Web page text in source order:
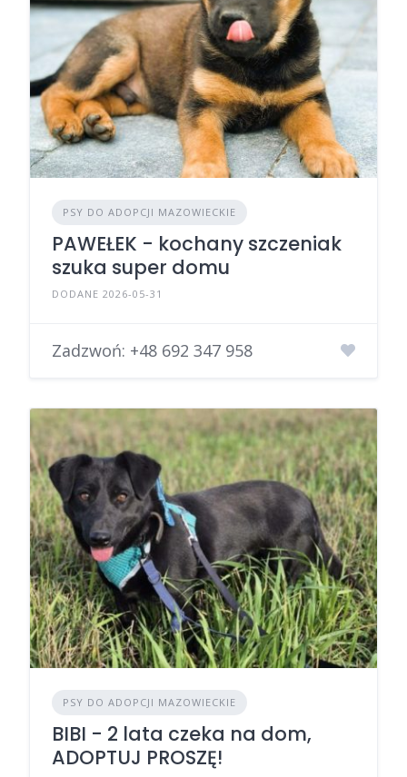
PSY DO ADOPCJI MAZOWIECKIE
PAWEŁEK - kochany szczeniak
szuka super domu
DODANE 2026-05-31
Zadzwoń: +48 692 347 958
PSY DO ADOPCJI MAZOWIECKIE
BIBI - 2 lata czeka na dom,
ADOPTUJ PROSZĘ!